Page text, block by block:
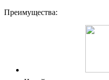
Преимущества: